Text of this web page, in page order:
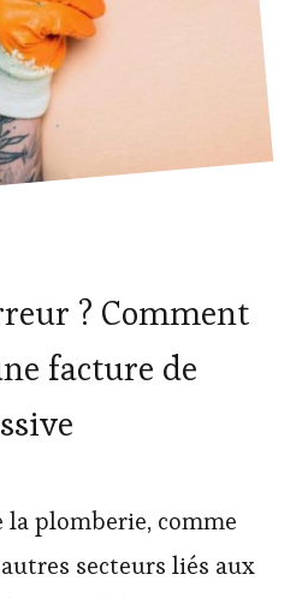
? Comment
facture de
la plomberie, comme
secteurs liés aux